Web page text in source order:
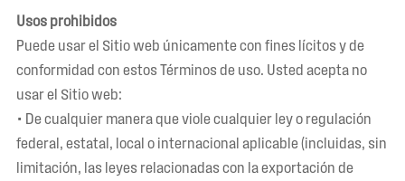
Usos prohibidos
Puede usar el Sitio web únicamente con fines lícitos y de
conformidad con estos Términos de uso. Usted acepta no
usar el Sitio web:
• De cualquier manera que viole cualquier ley o regulación
federal, estatal, local o internacional aplicable (incluidas, sin
limitación, las leyes relacionadas con la exportación de